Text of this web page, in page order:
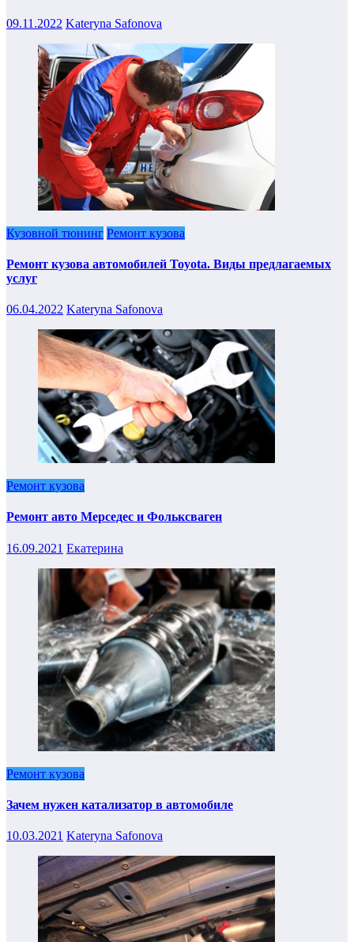
09.11.2022 Kateryna Safonova
Кузовной тюнинг Ремонт кузова
Ремонт кузова автомобилей Toyota. Виды предлагаемых
услуг
06.04.2022 Kateryna Safonova
Ремонт кузова
Ремонт авто Мерседес и Фольксваген
16.09.2021 Екатерина
Ремонт кузова
Зачем нужен катализатор в автомобиле
10.03.2021 Kateryna Safonova